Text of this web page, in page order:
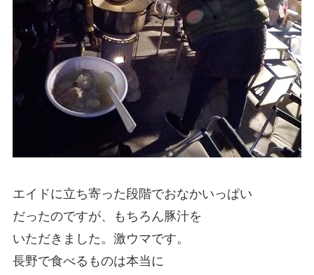
エイドに立ち寄った段階でおなかいっぱい
だったのですが、もちろん豚汁を
いただきました。激ウマです。
長野で食べるものは本当に